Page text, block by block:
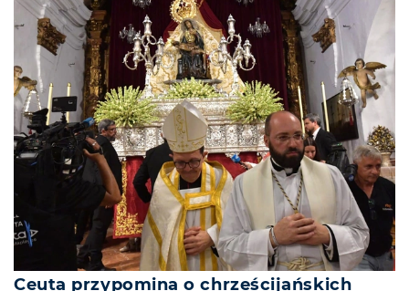
Ceuta przypomina o chrześcijańskich